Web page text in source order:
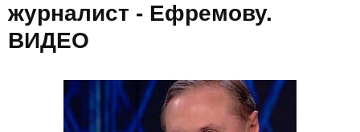
журналист - Ефремову.
ВИДЕО